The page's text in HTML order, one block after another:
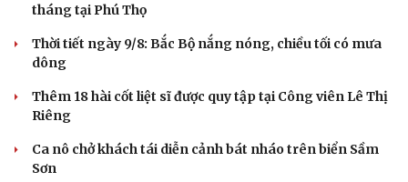
tháng tại Phú Thọ
Thời tiết ngày 9/8: Bắc Bộ nắng nóng, chiều tối có mưa
dông
Thêm 18 hài cốt liệt sĩ được quy tập tại Công viên Lê Thị
Riêng
Ca nô chở khách tái diễn cảnh bát nháo trên biển Sầm
Sơn